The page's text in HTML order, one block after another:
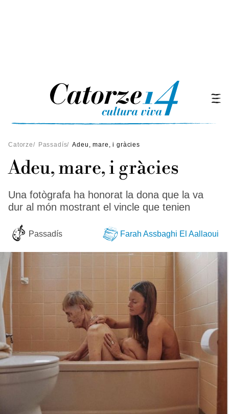
Catorze/ Passadís/ Adeu, mare, i gràcies
Adeu, mare, i gràcies
Una fotògrafa ha honorat la dona que la va
dur al món mostrant el vincle que tenien
Passadís Farah Assbaghi El Aallaoui